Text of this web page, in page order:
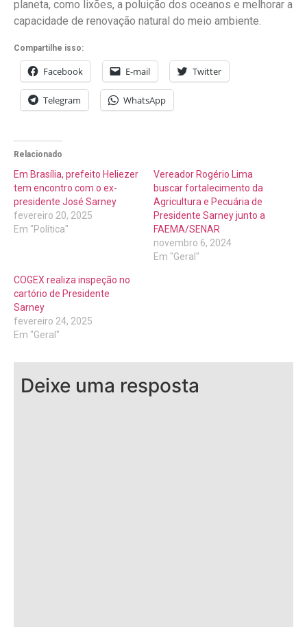
planeta, como lixões, a poluição dos oceanos e melhorar a
capacidade de renovação natural do meio ambiente.
Compartilhe isso:
Facebook E-mail Twitter
Telegram WhatsApp
Relacionado
Em Brasília, prefeito Heliezer
tem encontro com o ex-
presidente José Sarney
fevereiro 20, 2025
Em "Política"
Vereador Rogério Lima
buscar fortalecimento da
Agricultura e Pecuária de
Presidente Sarney junto a
FAEMA/SENAR
novembro 6, 2024
Em "Geral"
COGEX realiza inspeção no
cartório de Presidente
Sarney
fevereiro 24, 2025
Em "Geral"
Deixe uma resposta